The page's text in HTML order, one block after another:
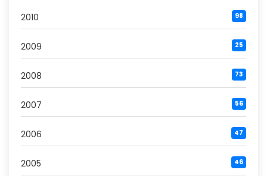
2010 98
2009 25
2008 73
2007 56
2006 47
2005 46